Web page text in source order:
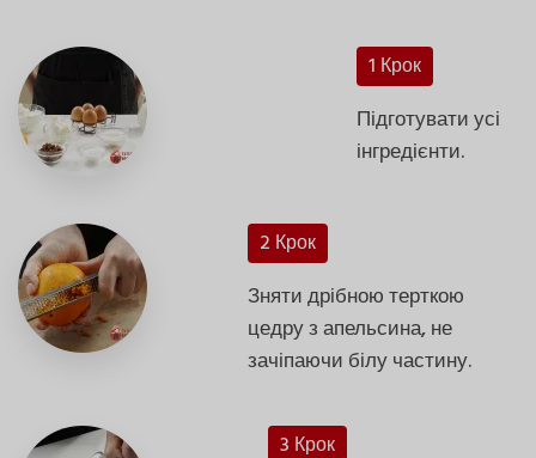
1 Крок
Підготувати усі
інгредієнти.
2 Крок
Зняти дрібною терткою
цедру з апельсина, не
зачіпаючи білу частину.
3 Крок